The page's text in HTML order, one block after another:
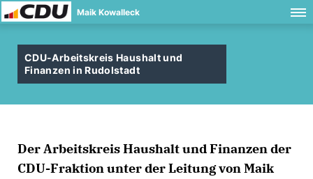
Maik Kowalleck
CDU-Arbeitskreis Haushalt und
Finanzen in Rudolstadt
Der Arbeitskreis Haushalt und Finanzen der
CDU-Fraktion unter der Leitung von Maik